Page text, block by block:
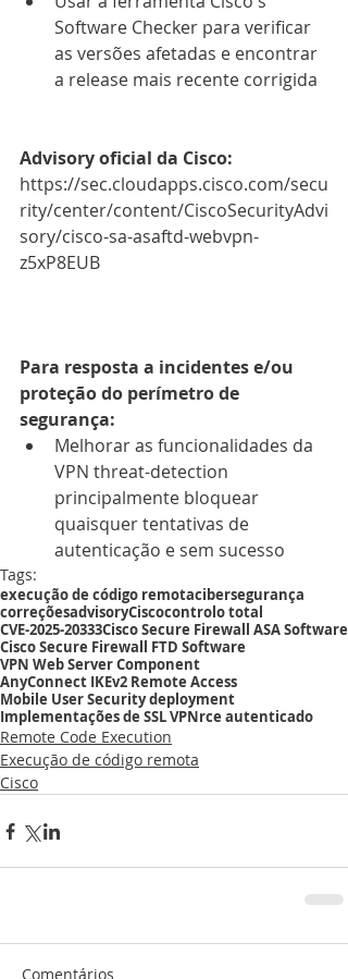
Software Checker para verificar
as versões afetadas e encontrar
a release mais recente corrigida
Advisory oficial da Cisco:
https://sec.cloudapps.cisco.com/secu
rity/center/content/CiscoSecurityAdvi
sory/cisco-sa-asaftd-webvpn-
z5xP8EUB
Para resposta a incidentes e/ou
proteção do perímetro de
segurança:
Melhorar as funcionalidades da
VPN threat-detection
principalmente bloquear
quaisquer tentativas de
autenticação e sem sucesso
Tags:
execução de código remotacibersegurança
correçõesadvisoryCiscocontrolo total
CVE-2025-20333Cisco Secure Firewall ASA Software
Cisco Secure Firewall FTD Software
VPN Web Server Component
AnyConnect IKEv2 Remote Access
Mobile User Security deployment
Implementações de SSL VPNrce autenticado
Remote Code Execution
Execução de código remota
Cisco
Comentários